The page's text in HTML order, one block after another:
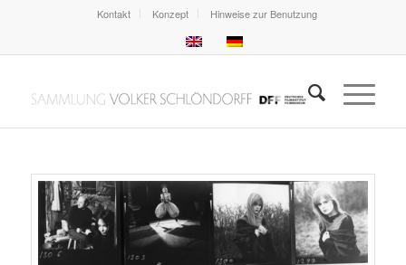
Kontakt Konzept Hinweise zur Benutzung